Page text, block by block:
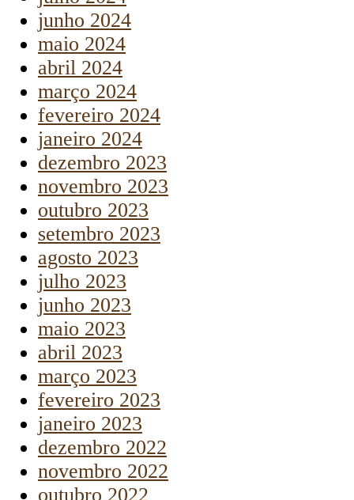
junho 2024
maio 2024
abril 2024
março 2024
fevereiro 2024
janeiro 2024
dezembro 2023
novembro 2023
outubro 2023
setembro 2023
agosto 2023
julho 2023
junho 2023
maio 2023
abril 2023
março 2023
fevereiro 2023
janeiro 2023
dezembro 2022
novembro 2022
outubro 2022